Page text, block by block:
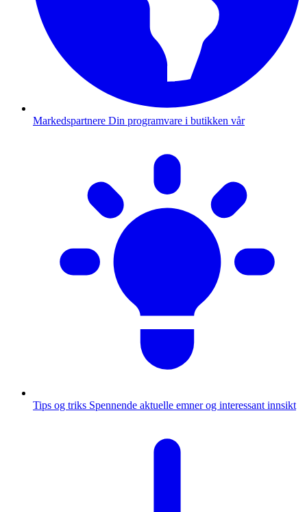
Markedspartnere Din programvare i butikken vår
Tips og triks Spennende aktuelle emner og interessant innsikt